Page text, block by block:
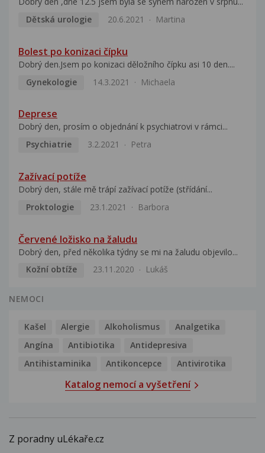
Dětská urologie
20.6.2021 Martina
Bolest po konizaci čípku
Dobrý den.Jsem po konizaci děložního čípku asi 10 den....
Gynekologie
14.3.2021 Michaela
Deprese
Dobrý den, prosím o objednání k psychiatrovi v rámci...
Psychiatrie
3.2.2021 Petra
Zažívací potíže
Dobrý den, stále mě trápí zažívací potíže (střídání...
Proktologie
23.1.2021 Barbora
Červené ložisko na žaludu
Dobrý den, před několika týdny se mi na žaludu objevilo...
Kožní obtíže
23.11.2020 Lukáš
NEMOCI
Kašel Alergie Alkoholismus
Analgetika
Angína
Antibiotika
Antidepresiva
Antihistaminika
Antikoncepce Antivirotika
Katalog nemocí a vyšetření
Z poradny uLékaře.cz